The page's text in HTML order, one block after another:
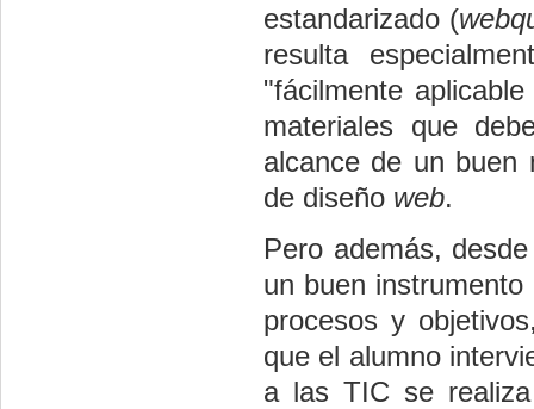
estandarizado (
resulta
"fácilmente
materiales que
alcance de un buen
de diseño web.
Pero además,
un buen
procesos y
que el alumno
a las TIC se